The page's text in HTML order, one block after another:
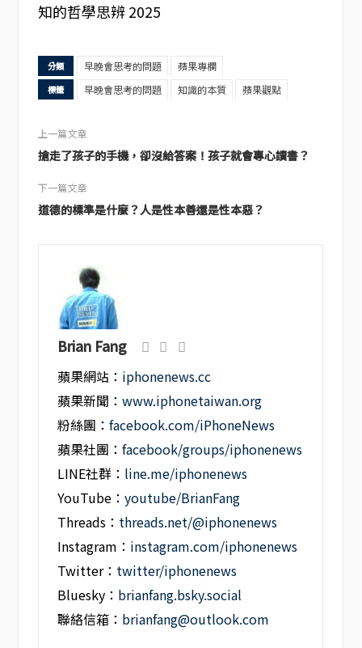
知的哲學思辨 2025
分類 早晚會思考的問題 蘋果專欄
標籤 早晚會思考的問題 知識的本質 蘋果觀點
上一篇文章
搶走了孩子的手機，卻沒給答案！孩子就會專心讀書？
下一篇文章
道德的標準是什麼？人是性本善還是性本惡？
Brian Fang
蘋果網站： iphonenews.cc
蘋果新聞：www.iphonetaiwan.org
粉絲團：facebook.com/iPhoneNews
蘋果社團：facebook/groups/iphonenews
LINE社群： line.me/iphonenews
YouTube：youtube/BrianFang
Threads： threads.net/@iphonenews
Instagram： instagram.com/iphonenews
Twitter： twitter/iphonenews
Bluesky： brianfang.bsky.social
聯絡信箱： brianfang@outlook.com